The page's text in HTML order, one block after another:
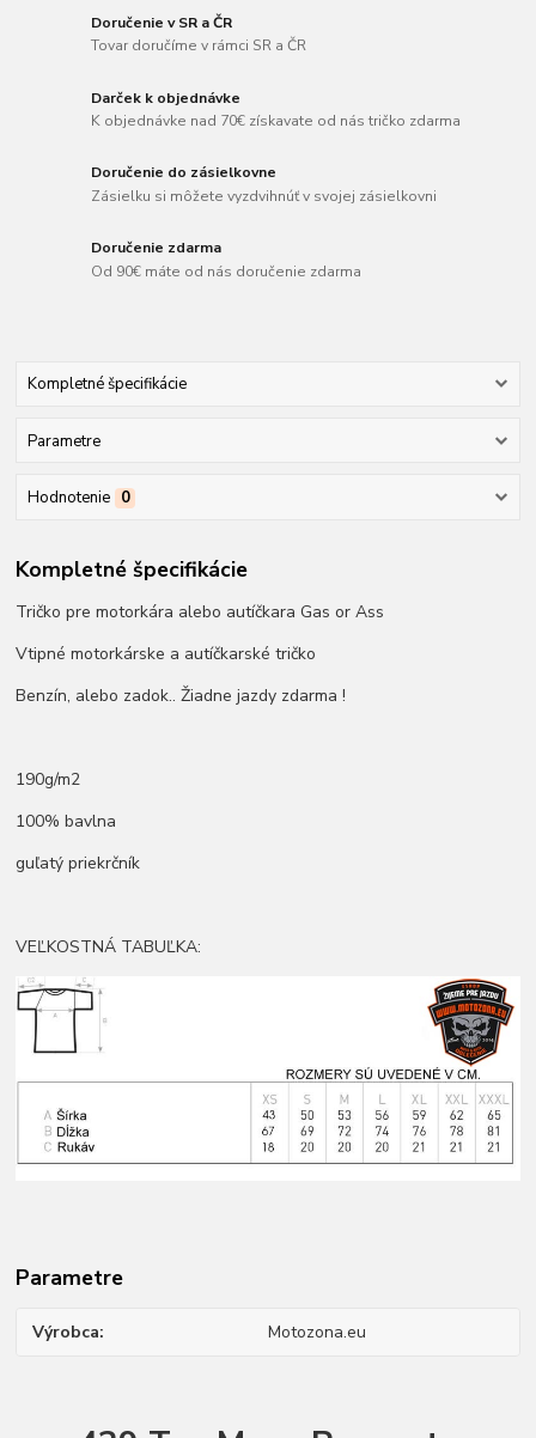
Doručenie v SR a ČR
Tovar doručíme v rámci SR a ČR
Darček k objednávke
K objednávke nad 70€ získavate od nás tričko zdarma
Doručenie do zásielkovne
Zásielku si môžete vyzdvihnúť v svojej zásielkovni
Doručenie zdarma
Od 90€ máte od nás doručenie zdarma
Kompletné špecifikácie
Parametre
Hodnotenie 0
Kompletné špecifikácie
Tričko pre motorkára alebo autíčkara Gas or Ass
Vtipné motorkárske a autíčkarské tričko
Benzín, alebo zadok.. Žiadne jazdy zdarma !
190g/m2
100% bavlna
guľatý priekrčník
VEĽKOSTNÁ TABUĽKA:
Parametre
Výrobca Motozona.eu